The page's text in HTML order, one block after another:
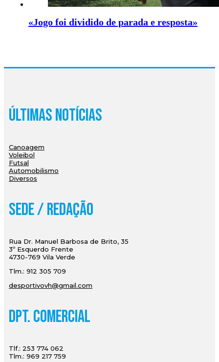
«Jogo foi dividido de parada e resposta»
Últimas Notícias
Canoagem
Voleibol
Futsal
Automobilismo
Diversos
Sede / Redação
Rua Dr. Manuel Barbosa de Brito, 35
3º Esquerdo Frente
4730-769 Vila Verde
Tlm.: 912 305 709
desportivovh@gmail.com
Dpt. Comercial
Tlf.: 253 774 062
Tlm.: 969 217 759